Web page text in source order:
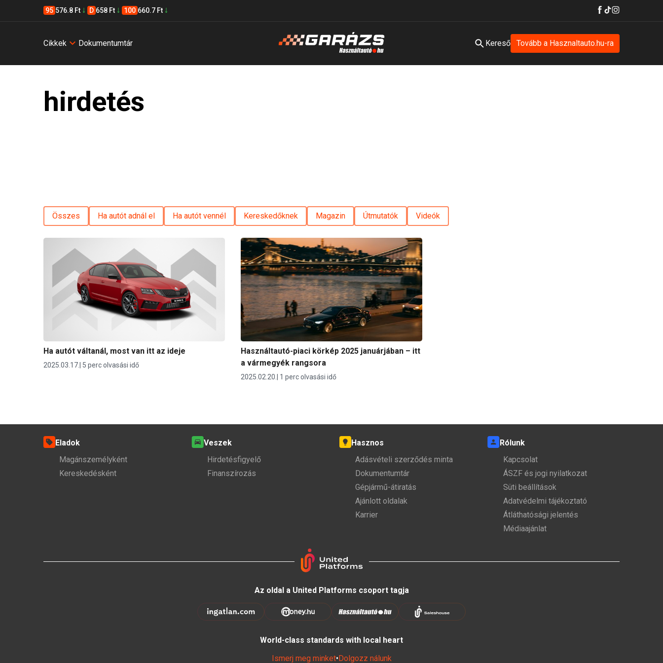
95 576.8 Ft D 658 Ft 100 660.7 Ft
Cikkek Dokumentumtár Kereső Tovább a Hasznaltauto.hu-ra
hirdetés
Összes Ha autót adnál el Ha autót vennél Kereskedőknek Magazin Útmutatók Videók
Ha autót váltanál, most van itt az ideje
2025.03.17. 5 perc olvasási idő
Használtautó-piaci körkép 2025 januárjában – itt
a vármegyék rangsora
2025.02.20. 1 perc olvasási idő
Eladok
Magánszemélyként
Kereskedésként
Veszek
Hirdetésfigyelő
Finanszírozás
Hasznos
Adásvételi szerződés minta
Dokumentumtár
Gépjármű-átiratás
Ajánlott oldalak
Karrier
Rólunk
Kapcsolat
ÁSZF és jogi nyilatkozat
Süti beállítások
Adatvédelmi tájékoztató
Átláthatósági jelentés
Médiaajánlat
Az oldal a United Platforms csoport tagja
World-class standards with local heart
Ismerj meg minket• Dolgozz nálunk